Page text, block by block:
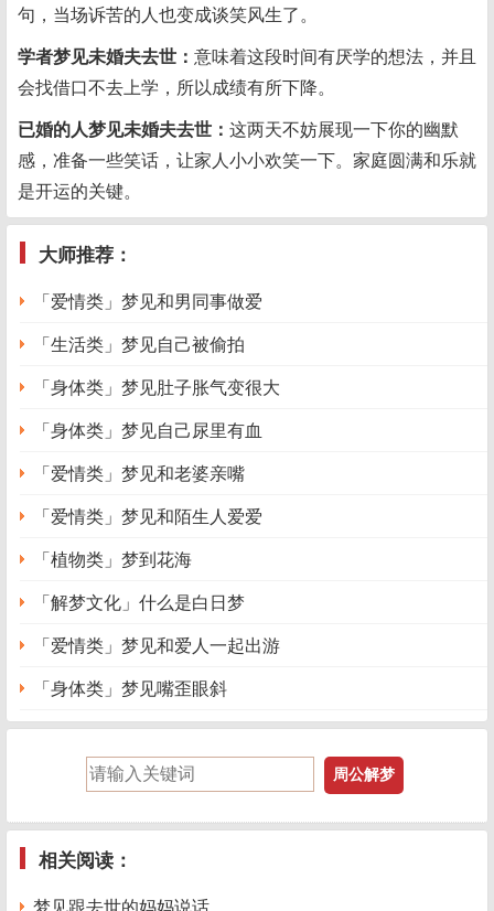
句，当场诉苦的人也变成谈笑风生了。
学者梦见未婚夫去世： 意味着这段时间有厌学的想法，并且
会找借口不去上学，所以成绩有所下降。
已婚的人梦见未婚夫去世： 这两天不妨展现一下你的幽默
感，准备一些笑话，让家人小小欢笑一下。家庭圆满和乐就
是开运的关键。
大师推荐：
「爱情类」梦见和男同事做爱
「生活类」梦见自己被偷拍
「身体类」梦见肚子胀气变很大
「身体类」梦见自己尿里有血
「爱情类」梦见和老婆亲嘴
「爱情类」梦见和陌生人爱爱
「植物类」梦到花海
「解梦文化」什么是白日梦
「爱情类」梦见和爱人一起出游
「身体类」梦见嘴歪眼斜
相关阅读：